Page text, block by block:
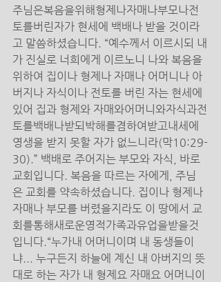
주님은복음을위해형제나자매나부모나전
토를버린자가 현세에 백배나 받을 것이라
고 말씀하셨습니다. “예수께서 이르시되 내
가 진실로 너희에게 이르노니 나와 복음을
위하여 집이나 형제나 자매나 어머니나 아
버지나 자식이나 전토를 버린 자는 현세에
있어 집과 형제와 자매와어머니와자식과전
토를백배나받되박해를겸하여받고내세에
영생을 받지 못할 자가 없느니라(막10:29-
30).” 백배로 주어지는 부모와 자식, 바로
교회입니다. 복음을 따르는 자에게, 주님
은 교회를 약속하셨습니다. 집이나 형제나
자매나 부모를 버렸을지라도 이 땅에서 교
회를통해새로운영적가족과유업을받을것
입니다.“누가내 어머니이며 내 동생들이
냐... 누구든지 하늘에 계신 내 아버지의 뜻
대로 하는 자가 내 형제요 자매요 어머니이